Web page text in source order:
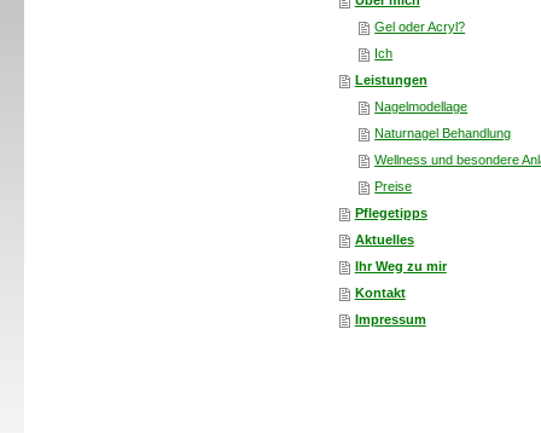
Gel oder Acryl?
Ich
Leistungen
Nagelmodellage
Naturnagel Behandlung
Wellness und besondere
Preise
Pflegetipps
Aktuelles
Ihr Weg zu mir
Kontakt
Impressum